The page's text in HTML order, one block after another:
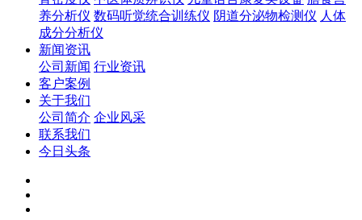
养分析仪 数码听觉统合训练仪 阴道分泌物检测仪 人体
成分分析仪
新闻资讯
公司新闻 行业资讯
客户案例
关于我们
公司简介 企业风采
联系我们
今日头条